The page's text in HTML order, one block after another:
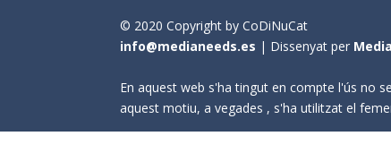
© 2020 Copyright by CoDiNuCat
info@medianeeds.es | Dissenyat per
En aquest web s'ha tingut en compte l'ús no
aquest motiu, a vegades , s'ha utilitzat el